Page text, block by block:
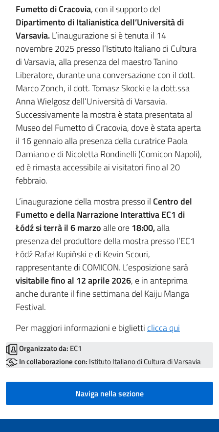
Fumetto di Cracovia, con il supporto del
Dipartimento di Italianistica dell’Università di
Varsavia.L’inaugurazione si è tenuta il 14
novembre 2025 presso l’Istituto Italiano di Cultura
di Varsavia, alla presenza del maestro Tanino
Liberatore, durante una conversazione con il dott.
Marco Zonch, il dott. Tomasz Skocki e la dott.ssa
Anna Wielgosz dell’Università di Varsavia.
Successivamente la mostra è stata presentata al
Museo del Fumetto di Cracovia, dove è stata aperta
il 16 gennaio alla presenza della curatrice Paola
Damiano e di Nicoletta Rondinelli (Comicon Napoli),
ed è rimasta accessibile ai visitatori fino al 20
febbraio.
L’inaugurazione della mostra presso il Centro del
Fumetto e della Narrazione Interattiva EC1 di
Łódź si terrà il 6 marzoalle ore18:00,alla
presenza del produttore della mostra presso l’EC1
Łódź Rafał Kupiński e di Kevin Scouri,
rappresentante di COMICON. L’esposizione sarà
visitabile fino al 12 aprile 2026, e in anteprima
anche durante il fine settimana del Kaiju Manga
Festival.
Per maggiori informazioni e biglietticlicca qui
Organizzato da: EC1
In collaborazione con: Istituto Italiano di Cultura di Varsavia
Naviga nella sezione